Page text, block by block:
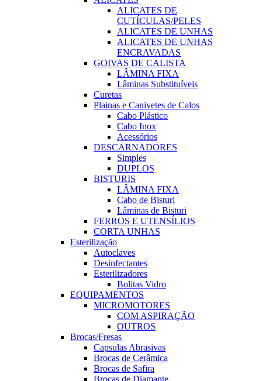
ALICATES DE
CUTÍCULAS/PELES
ALICATES DE UNHAS
ALICATES DE UNHAS
ENCRAVADAS
GOIVAS DE CALISTA
LÂMINA FIXA
Lâminas Substituíveis
Curetas
Plainas e Canivetes de Calos
Cabo Plástico
Cabo Inox
Acessórios
DESCARNADORES
Simples
DUPLOS
BISTURIS
LÂMINA FIXA
Cabo de Bisturi
Lâminas de Bisturi
FERROS E UTENSÍLIOS
CORTA UNHAS
Esterilização
Autoclaves
Desinfectantes
Esterilizadores
Bolitas Vidro
EQUIPAMENTOS
MICROMOTORES
COM ASPIRAÇÃO
OUTROS
Brocas/Fresas
Capsulas Abrasivas
Brocas de Cerâmica
Brocas de Safira
Brocas de Diamante